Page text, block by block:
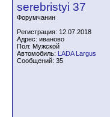
serebristyi 37
Форумчанин
Регистрация: 12.07.2018
Адрес: иваново
Пол: Мужской
Автомобиль: LADA Largus
Сообщений: 35